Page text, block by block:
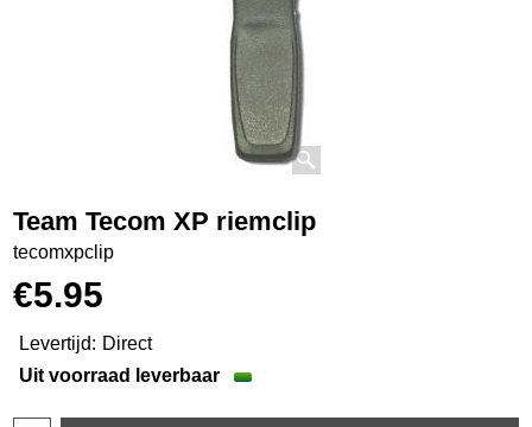
Team Tecom XP riemclip
tecomxpclip
€5.95
Levertijd: Direct
Uit voorraad leverbaar